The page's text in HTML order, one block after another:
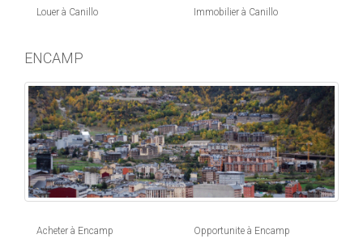
Louer à Canillo
Immobilier à Canillo
ENCAMP
Acheter à Encamp
Opportunite à Encamp